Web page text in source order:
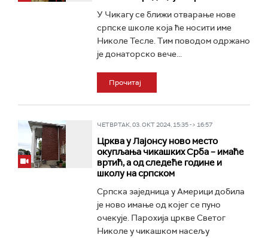
У Чикагу се ближи отварање нове
српске школе која ће носити име
Николе Тесле. Тим поводом одржано
је донаторско вече...
Прочитај
ЧЕТВРТАК, 03. ОКТ 2024, 15:35 -> 16:57
Црква у Лајонсу ново место
окупљања чикашких Срба – имаће
вртић, а од следеће године и
школу на српском
Српска заједница у Америци добила
је ново имање од којег се пуно
очекује. Парохија цркве Светог
Николе у чикашком насељу